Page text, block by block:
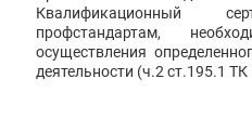
Квалификационный
профстандартам,
осуществления
деятельности (ч.2 ст.195.1